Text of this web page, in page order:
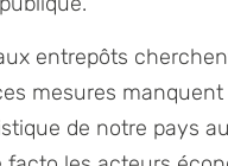
entrepôts
mesures manquent
de notre pays